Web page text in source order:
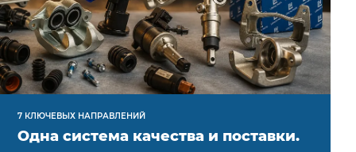
7 КЛЮЧЕВЫХ НАПРАВЛЕНИЙ
Одна система качества и поставки.